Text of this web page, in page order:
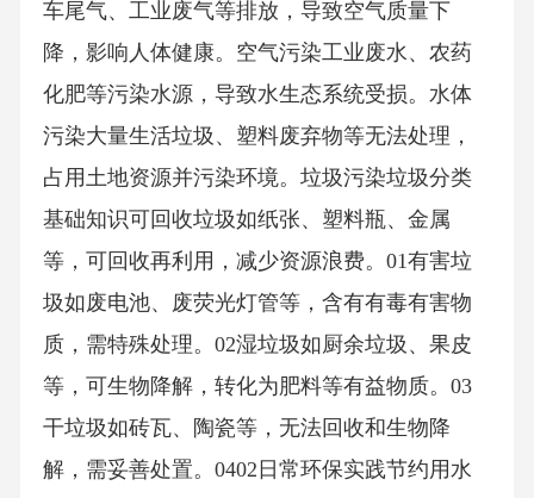
车尾气、工业废气等排放，导致空气质量下
降，影响人体健康。空气污染工业废水、农药
化肥等污染水源，导致水生态系统受损。水体
污染大量生活垃圾、塑料废弃物等无法处理，
占用土地资源并污染环境。垃圾污染垃圾分类
基础知识可回收垃圾如纸张、塑料瓶、金属
等，可回收再利用，减少资源浪费。01有害垃
圾如废电池、废荧光灯管等，含有有毒有害物
质，需特殊处理。02湿垃圾如厨余垃圾、果皮
等，可生物降解，转化为肥料等有益物质。03
干垃圾如砖瓦、陶瓷等，无法回收和生物降
解，需妥善处置。0402日常环保实践节约用水